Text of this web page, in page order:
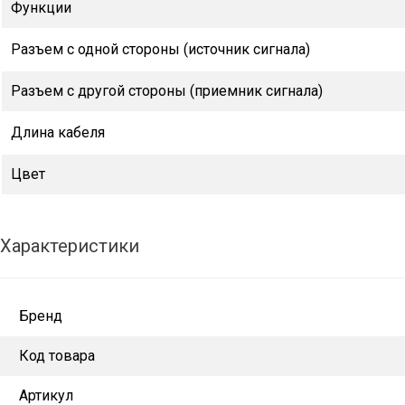
Функции
Разъем с одной стороны (источник сигнала)
Разъем с другой стороны (приемник сигнала)
Длина кабеля
Цвет
Характеристики
Бренд
Код товара
Артикул